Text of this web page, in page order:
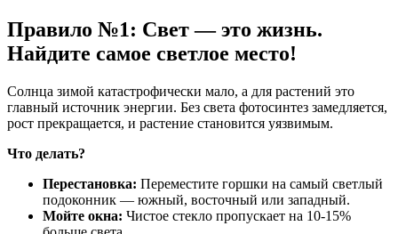
Правило №1: Свет — это жизнь.
Найдите самое светлое место!
Солнца зимой катастрофически мало, а для растений это
главный источник энергии. Без света фотосинтез замедляется,
рост прекращается, и растение становится уязвимым.
Что делать?
Перестановка: Переместите горшки на самый светлый
подоконник — южный, восточный или западный.
Мойте окна: Чистое стекло пропускает на 10-15%